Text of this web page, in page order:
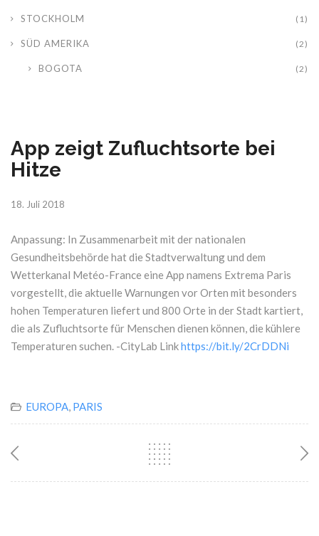
STOCKHOLM (1)
SÜD AMERIKA (2)
BOGOTA (2)
App zeigt Zufluchtsorte bei
Hitze
18. Juli 2018
Anpassung: In Zusammenarbeit mit der nationalen
Gesundheitsbehörde hat die Stadtverwaltung und dem
Wetterkanal Metéo-France eine App namens Extrema Paris
vorgestellt, die aktuelle Warnungen vor Orten mit besonders
hohen Temperaturen liefert und 800 Orte in der Stadt kartiert,
die als Zufluchtsorte für Menschen dienen können, die kühlere
Temperaturen suchen. -CityLab Linkhttps://bit.ly/2CrDDNi
EUROPA, PARIS